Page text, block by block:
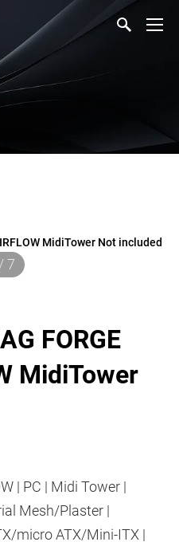
MidiTower Not included
7
FORGE
MidiTower
| PC | Midi Tower |
Mesh/Plaster |
micro ATX/Mini-ITX |